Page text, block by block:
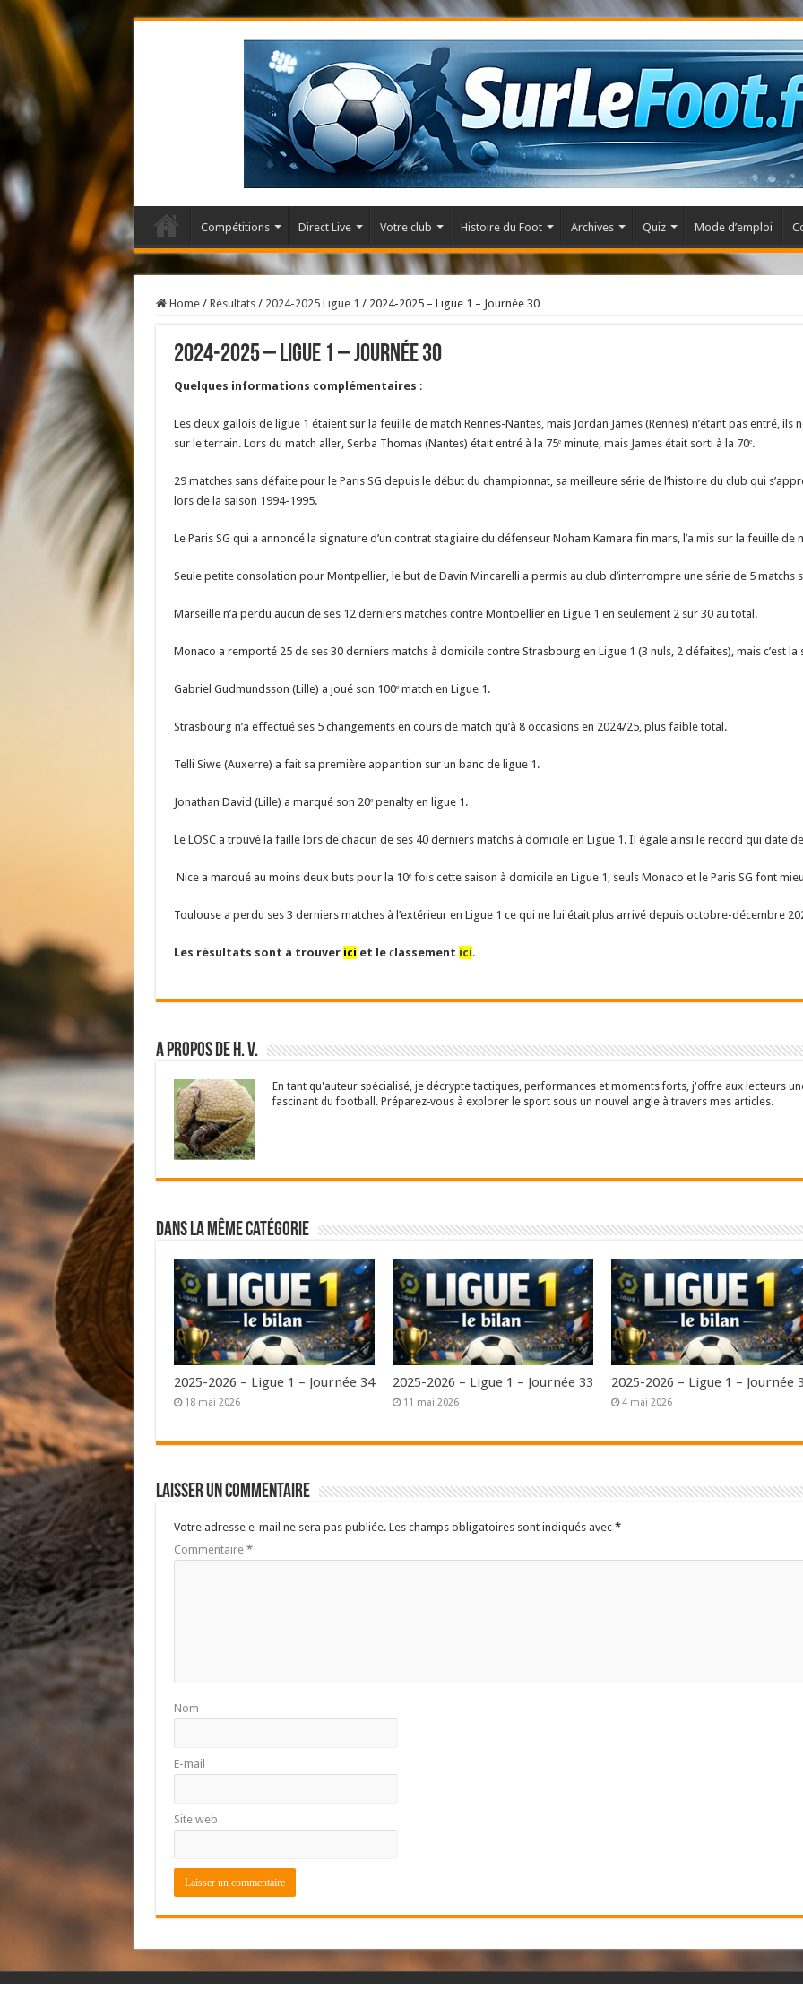
Compétitions Direct Live Votre club Histoire du Foot Archives Quiz Mode d’emploi
Home / Résultats / 2024-2025 Ligue 1 / 2024-2025 – Ligue 1 – Journée 30
2024-2025 – Ligue 1 – Journée 30
Quelques informations complémentaires :
Les deux gallois de ligue 1 étaient sur la feuille de match Rennes-Nantes, mais Jordan James (Rennes) n’étant pas entré,
sur le terrain. Lors du match aller, Serba Thomas (Nantes) était entré à la 75ᵉ minute, mais James était sorti à la 70ᵉ.
29 matches sans défaite pour le Paris SG depuis le début du championnat, sa meilleure série de l’histoire du club qui
lors de la saison 1994-1995.
Le Paris SG qui a annoncé la signature d’un contrat stagiaire du défenseur Noham Kamara fin mars, l’a mis sur la feuille de
Seule petite consolation pour Montpellier, le but de Davin Mincarelli a permis au club d’interrompre une série de 5 matchs
Marseille n’a perdu aucun de ses 12 derniers matches contre Montpellier en Ligue 1 en seulement 2 sur 30 au total.
Monaco a remporté 25 de ses 30 derniers matchs à domicile contre Strasbourg en Ligue 1 (3 nuls, 2 défaites), mais c’est la
Gabriel Gudmundsson (Lille) a joué son 100ᵉ match en Ligue 1.
Strasbourg n’a effectué ses 5 changements en cours de match qu’à 8 occasions en 2024/25, plus faible total.
Telli Siwe (Auxerre) a fait sa première apparition sur un banc de ligue 1.
Jonathan David (Lille) a marqué son 20ᵉ penalty en ligue 1.
Le LOSC a trouvé la faille lors de chacun de ses 40 derniers matchs à domicile en Ligue 1. Il égale ainsi le record qui date
Nice a marqué au moins deux buts pour la 10ᵉ fois cette saison à domicile en Ligue 1, seuls Monaco et le Paris SG font
Toulouse a perdu ses 3 derniers matches à l’extérieur en Ligue 1 ce qui ne lui était plus arrivé depuis octobre-décembre
Les résultats sont à trouver ici et le classement ici.
A propos de H. V.
En tant qu'auteur spécialisé, je décrypte tactiques, performances et moments forts, j'offre aux lecteurs
fascinant du football. Préparez-vous à explorer le sport sous un nouvel angle à travers mes articles.
Dans la même catégorie
2025-2026 – Ligue 1 – Journée 34
18 mai 2026
2025-2026 – Ligue 1 – Journée 33
11 mai 2026
2025-2026 – Ligue 1 – Journée
4 mai 2026
Laisser un commentaire
Votre adresse e-mail ne sera pas publiée. Les champs obligatoires sont indiqués avec *
Commentaire *
Nom
E-mail
Site web